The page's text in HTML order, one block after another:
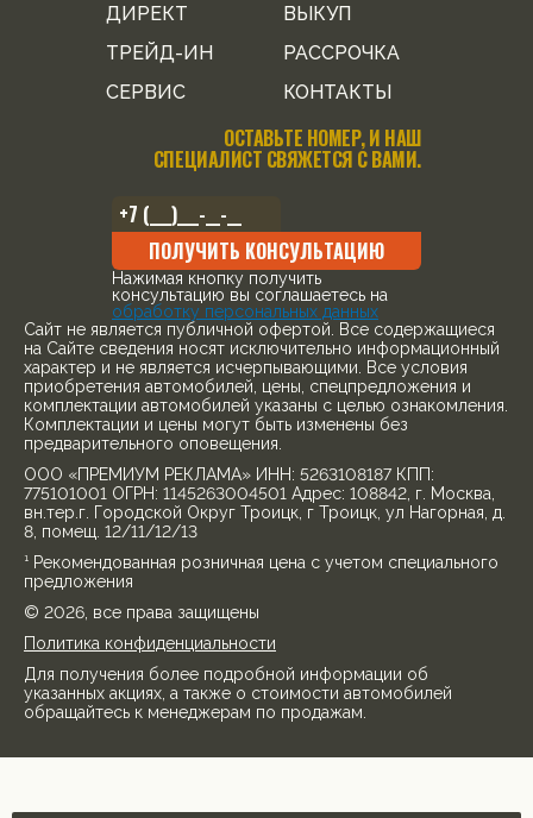
ДИРЕКТ
ВЫКУП
ТРЕЙД-ИН
РАССРОЧКА
СЕРВИС
КОНТАКТЫ
ОСТАВЬТЕ НОМЕР, И НАШ
СПЕЦИАЛИСТ СВЯЖЕТСЯ С ВАМИ.
ПОЛУЧИТЬ КОНСУЛЬТАЦИЮ
Нажимая кнопку получить
консультацию вы соглашаетесь на
обработку персональных данных
Cайт не является публичной офертой. Все содержащиеся
на Сайте сведения носят исключительно информационный
характер и не является исчерпывающими. Все условия
приобретения автомобилей, цены, спецпредложения и
комплектации автомобилей указаны с целью ознакомления.
Комплектации и цены могут быть изменены без
предварительного оповещения.
ООО «ПРЕМИУМ РЕКЛАМА» ИНН: 5263108187 КПП:
775101001 ОГРН: 1145263004501 Адрес: 108842, г. Москва,
вн.тер.г. Городской Округ Троицк, г Троицк, ул Нагорная, д.
8, помещ. 12/11/12/13
¹ Рекомендованная розничная цена с учетом специального
предложения
© 2026, все права защищены
Политика конфиденциальности
Для получения более подробной информации об
указанных акциях, а также о стоимости автомобилей
обращайтесь к менеджерам по продажам.